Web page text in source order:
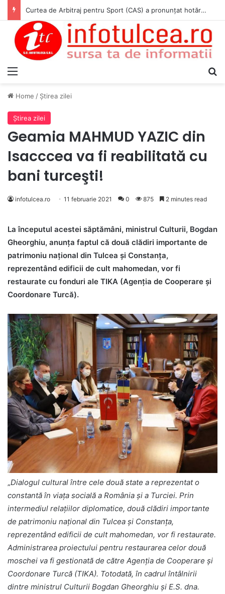
Curtea de Arbitraj pentru Sport (CAS) a pronunțat hotărârea în cauza WADA v. ANAD & Matei Cosmin Gabriel
Home / Ştirea zilei
Ştirea zilei
Geamia MAHMUD YAZIC din
Isacccea va fi reabilitată cu
bani turceşti!
infotulcea.ro 11 februarie 2021 0 875 2 minutes read
La începutul acestei săptămâni, ministrul Culturii, Bogdan
Gheorghiu, anunţa faptul că două clădiri importante de
patrimoniu național din Tulcea și Constanța,
reprezentând edificii de cult mahomedan, vor fi
restaurate cu fonduri ale TIKA (Agenția de Cooperare și
Coordonare Turcă).
„Dialogul cultural între cele două state a reprezentat o
constantă în viața socială a România și a Turciei. Prin
intermediul relațiilor diplomatice, două clădiri importante
de patrimoniu național din Tulcea și Constanța,
reprezentând edificii de cult mahomedan, vor fi restaurate.
Administrarea proiectului pentru restaurarea celor două
moschei va fi gestionată de către Agenția de Cooperare și
Coordonare Turcă (TIKA). Totodată, în cadrul întâlnirii
dintre ministrul Culturii Bogdan Gheorghiu și E.S. dna.